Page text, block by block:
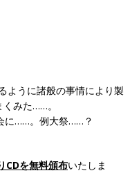
ように諸般の事情により製
みた……。
に……。例大祭……？
CDを無料頒布いたしま